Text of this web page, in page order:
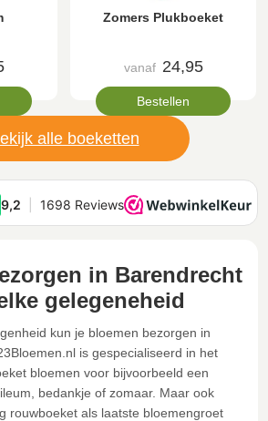
Zomers Plukboeket
vanaf 24,95
Bestellen
alle boeketten
in Barendrecht
gelegeneheid
kun je bloemen bezorgen in
is gespecialiseerd in het
bloemen voor bijvoorbeeld een
bedankje of zomaar. Maar ook
rouwboeket als laatste bloemengroet